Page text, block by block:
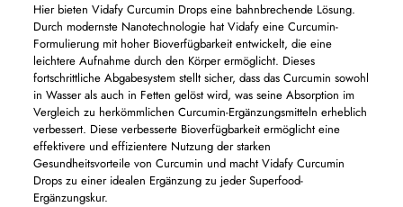
Hier bieten Vidafy Curcumin Drops eine bahnbrechende Lösung.
Durch modernste Nanotechnologie hat Vidafy eine Curcumin-
Formulierung mit hoher Bioverfügbarkeit entwickelt, die eine
leichtere Aufnahme durch den Körper ermöglicht. Dieses
fortschrittliche Abgabesystem stellt sicher, dass das Curcumin sowohl
in Wasser als auch in Fetten gelöst wird, was seine Absorption im
Vergleich zu herkömmlichen Curcumin-Ergänzungsmitteln erheblich
verbessert. Diese verbesserte Bioverfügbarkeit ermöglicht eine
effektivere und effizientere Nutzung der starken
Gesundheitsvorteile von Curcumin und macht Vidafy Curcumin
Drops zu einer idealen Ergänzung zu jeder Superfood-
Ergänzungskur.